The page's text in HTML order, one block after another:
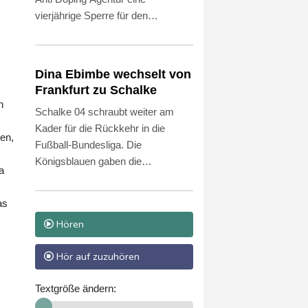
vierjährige Sperre für den
Owen Ansah. Diesen
NADA am Freitag mit. Wird er
akzeptiert, reduziert sich die Dauer
automatisch auf drei Jahre.
Dina Ebimbe wechselt von
Frankfurt zu Schalke
Schalke 04 schraubt weiter am
Kader für die Rückkehr in die
Fußball-Bundesliga. Die
Königsblauen gaben die
Ebimbe bekannt, der rechte
Außenbahnspieler war vom
Ligakonkurrenten Eintracht
Frankfurt aussortiert worden. Auf
Schalke unterschrieb der gebürtige
Der 25-Jährige war 2022 zur
Hören
Hör auf zuzuhören
Textgröße ändern: